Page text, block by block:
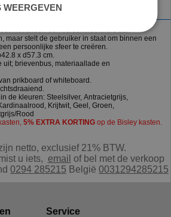
niet alleen een verscheidenheid aan
maar stelt de gebruiker in staat om binnen een
persoonlijke sfeer te creëren.
x d57.3 cm.
uit; brievenbus, materiaallade en
prikboard of whiteboard.
in de kleuren: Steelsilver, Antracietgrijs,
Krijtwit, Geel, Groen,
Rood
5% EXTRA KORTINGop de Bisley kasten.
netto, exclusief 21% BTW.
u iets, email of bel met de verkoop
0294 285215 België 0031294285215
Service
WEERGEVEN